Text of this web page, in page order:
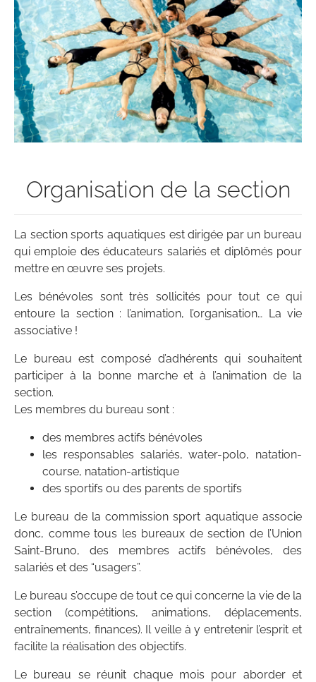
Organisation de la section
La section sports aquatiques est dirigée par un bureau
qui emploie des éducateurs salariés et diplômés pour
mettre en œuvre ses projets.
Les bénévoles sont très sollicités pour tout ce qui
entoure la section : l’animation, l’organisation… La vie
associative !
Le bureau est composé d’adhérents qui souhaitent
participer à la bonne marche et à l’animation de la
section.
Les membres du bureau sont :
des membres actifs bénévoles
les responsables salariés, water-polo, natation-
course, natation-artistique
des sportifs ou des parents de sportifs
Le bureau de la commission sport aquatique associe
donc, comme tous les bureaux de section de l’Union
Saint-Bruno, des membres actifs bénévoles, des
salariés et des “usagers”.
Le bureau s’occupe de tout ce qui concerne la vie de la
section (compétitions, animations, déplacements,
entraînements, finances). Il veille à y entretenir l’esprit et
facilite la réalisation des objectifs.
Le bureau se réunit chaque mois pour aborder et